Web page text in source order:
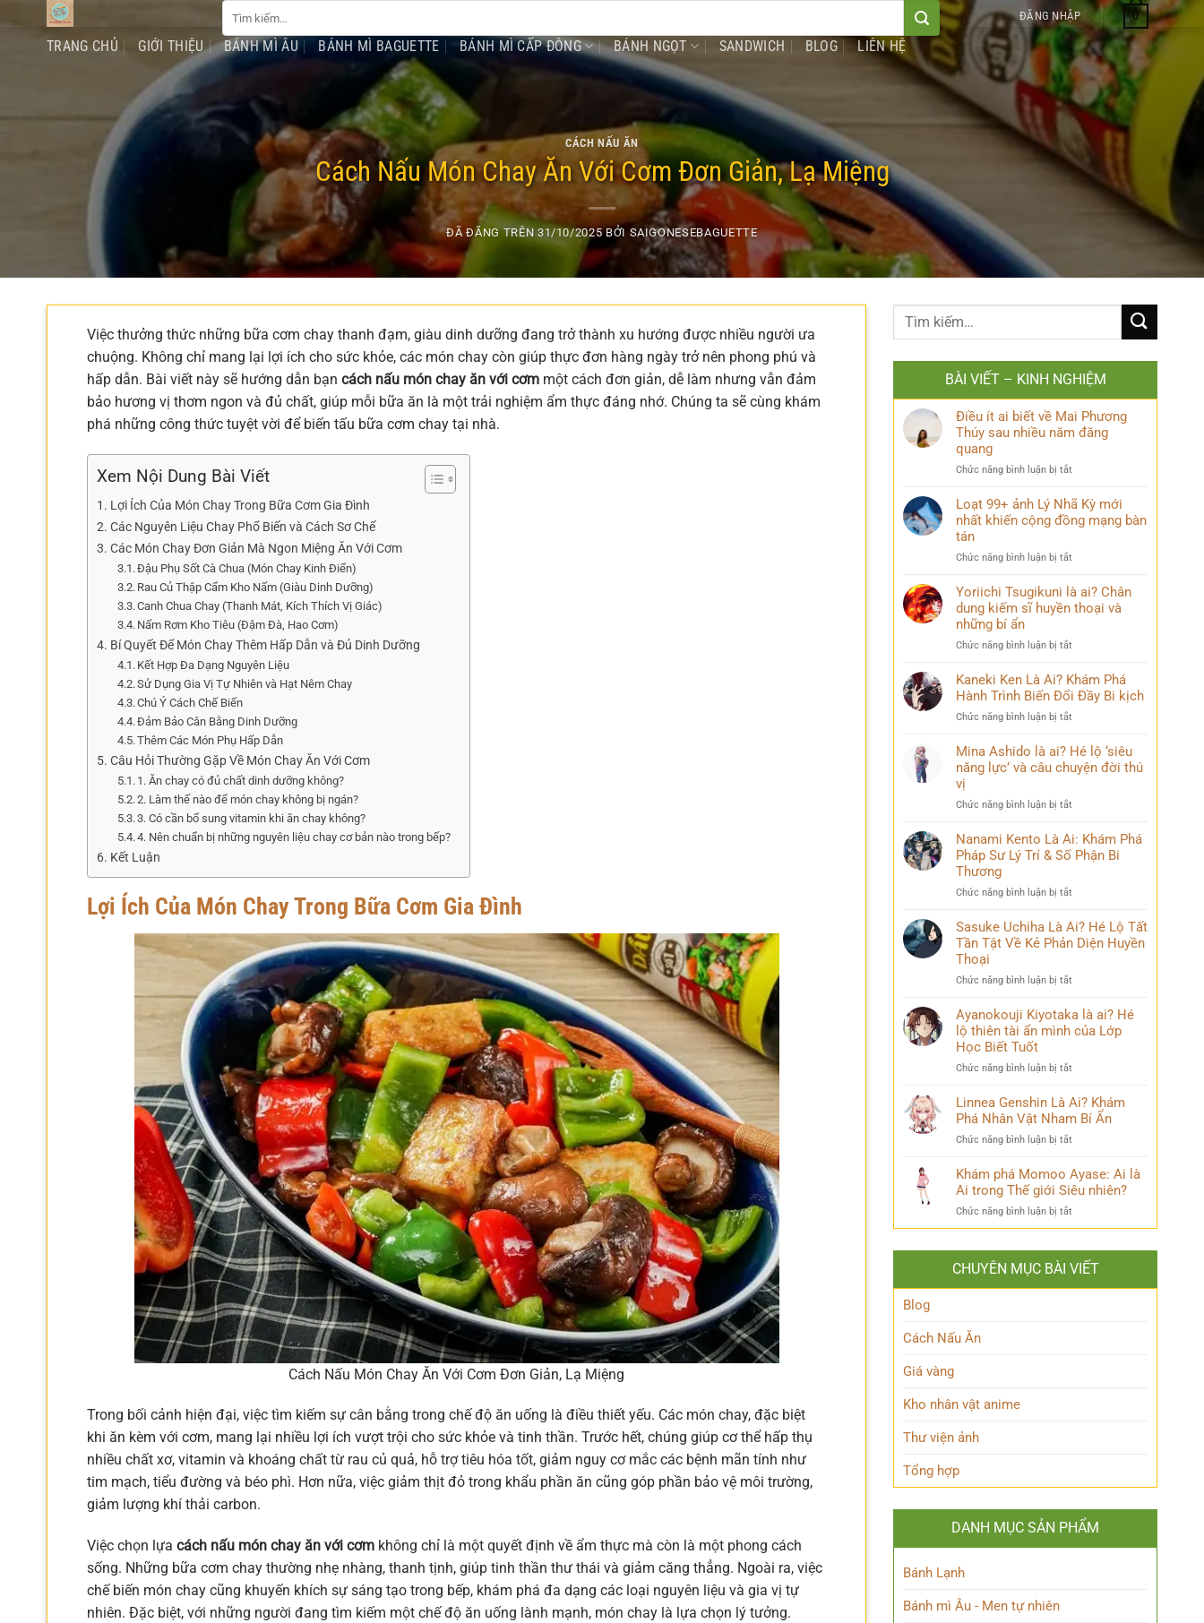
kiếm:
ĐĂNG NHẬP 0
TRANG CHỦ GIỚI THIỆU BÁNH MÌ ÂU BÁNH MÌ BAGUETTE BÁNH MÌ CẤP ĐÔNG BÁNH NGỌT SANDWICH BLOG LIÊN HỆ
CÁCH NẤU ĂN
Cách Nấu Món Chay Ăn Với Cơm Đơn Giản, Lạ Miệng
ĐÃ ĐĂNG TRÊN 31/10/2025 BỞI SAIGONESEBAGUETTE
Việc thưởng thức những bữa cơm chay thanh đạm, giàu dinh dưỡng đang trở thành xu hướng được nhiều người ưa
chuộng. Không chỉ mang lại lợi ích cho sức khỏe, các món chay còn giúp thực đơn hàng ngày trở nên phong phú và
hấp dẫn. Bài viết này sẽ hướng dẫn bạn cách nấu món chay ăn với cơm một cách đơn giản, dễ làm nhưng vẫn đảm
bảo hương vị thơm ngon và đủ chất, giúp mỗi bữa ăn là một trải nghiệm ẩm thực đáng nhớ. Chúng ta sẽ cùng khám
phá những công thức tuyệt vời để biến tấu bữa cơm chay tại nhà.
Xem Nội Dung Bài Viết
Lợi Ích Của Món Chay Trong Bữa Cơm Gia Đình
Các Nguyên Liệu Chay Phổ Biến và Cách Sơ Chế
Các Món Chay Đơn Giản Mà Ngon Miệng Ăn Với Cơm
Đậu Phụ Sốt Cà Chua (Món Chay Kinh Điển)
Rau Củ Thập Cẩm Kho Nấm (Giàu Dinh Dưỡng)
Canh Chua Chay (Thanh Mát, Kích Thích Vị Giác)
Nấm Rơm Kho Tiêu (Đậm Đà, Hao Cơm)
Bí Quyết Để Món Chay Thêm Hấp Dẫn và Đủ Dinh Dưỡng
Kết Hợp Đa Dạng Nguyên Liệu
Sử Dụng Gia Vị Tự Nhiên và Hạt Nêm Chay
Chú Ý Cách Chế Biến
Đảm Bảo Cân Bằng Dinh Dưỡng
Thêm Các Món Phụ Hấp Dẫn
Câu Hỏi Thường Gặp Về Món Chay Ăn Với Cơm
1. Ăn chay có đủ chất dinh dưỡng không?
2. Làm thế nào để món chay không bị ngán?
3. Có cần bổ sung vitamin khi ăn chay không?
4. Nên chuẩn bị những nguyên liệu chay cơ bản nào trong bếp?
Kết Luận
Lợi Ích Của Món Chay Trong Bữa Cơm Gia Đình
Cách Nấu Món Chay Ăn Với Cơm Đơn Giản, Lạ Miệng
Trong bối cảnh hiện đại, việc tìm kiếm sự cân bằng trong chế độ ăn uống là điều thiết yếu. Các món chay, đặc biệt
khi ăn kèm với cơm, mang lại nhiều lợi ích vượt trội cho sức khỏe và tinh thần. Trước hết, chúng giúp cơ thể hấp thụ
nhiều chất xơ, vitamin và khoáng chất từ rau củ quả, hỗ trợ tiêu hóa tốt, giảm nguy cơ mắc các bệnh mãn tính như
tim mạch, tiểu đường và béo phì. Hơn nữa, việc giảm thịt đỏ trong khẩu phần ăn cũng góp phần bảo vệ môi trường,
giảm lượng khí thải carbon.
Việc chọn lựa cách nấu món chay ăn với cơm không chỉ là một quyết định về ẩm thực mà còn là một phong cách
sống. Những bữa cơm chay thường nhẹ nhàng, thanh tịnh, giúp tinh thần thư thái và giảm căng thẳng. Ngoài ra, việc
chế biến món chay cũng khuyến khích sự sáng tạo trong bếp, khám phá đa dạng các loại nguyên liệu và gia vị tự
nhiên. Đặc biệt, với những người đang tìm kiếm một chế độ ăn uống lành mạnh, món chay là lựa chọn lý tưởng.
BÀI VIẾT – KINH NGHIỆM
Điều ít ai biết về Mai Phương
Thúy sau nhiều năm đăng
quang
Chức năng bình luận bị tắt
ít
biết
Mai
Thúy
sau
đăng
Loạt 99+ ảnh Lý Nhã Kỳ mới
nhất khiến cộng đồng mạng bàn
tán
Chức năng bình luận bị tắt
99+
ảnh
Kỳ
nhất
khiến
đồng
bàn
tán
Yoriichi Tsugikuni là ai? Chân
dung kiếm sĩ huyền thoại và
những bí ẩn
Chức năng bình luận bị tắt
Tsugikuni
là
Chân
kiếm
sĩ
và
bí
ẩn
Kaneki Ken Là Ai? Khám Phá
Hành Trình Biến Đổi Đầy Bi kịch
Chức năng bình luận bị tắt
Ken
Ai?
Phá
Trình
Biến
Bi
Mina Ashido là ai? Hé lộ ‘siêu
năng lực’ và câu chuyện đời thú
vị
Chức năng bình luận bị tắt
Ashido
là
lộ
năng
lực’
chuyện
thú
vị
Nanami Kento Là Ai: Khám Phá
Pháp Sư Lý Trí & Số Phận Bi
Thương
Chức năng bình luận bị tắt
Kento
Là
Phá
Sư
Lý
Số
Bi
Thương
Sasuke Uchiha Là Ai? Hé Lộ Tất
Tần Tật Về Kẻ Phản Diện Huyền
Thoại
Chức năng bình luận bị tắt
Uchiha
Lộ
Tần
Tật
Kẻ
Diện
Huyền
Ayanokouji Kiyotaka là ai? Hé
lộ thiên tài ẩn mình của Lớp
Học Biết Tuốt
Chức năng bình luận bị tắt
Kiyotaka
Hé
thiên
tài
Lớp
Học
Linnea Genshin Là Ai? Khám
Phá Nhân Vật Nham Bí Ẩn
Chức năng bình luận bị tắt
Genshin
Là
Khám
Phá
Vật
Nham
Bí
Khám phá Momoo Ayase: Ai là
Ai trong Thế giới Siêu nhiên?
Chức năng bình luận bị tắt
Khám
Ayase:
Ai
CHUYÊN MỤC BÀI VIẾT
Blog
Cách Nấu Ăn
Giá vàng
Kho nhân vật anime
Thư viện ảnh
Tổng hợp
DANH MỤC SẢN PHẨM
Bánh Lạnh
Bánh mì Âu - Men tự nhiên